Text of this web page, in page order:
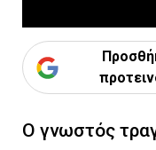
Ο γνωστός